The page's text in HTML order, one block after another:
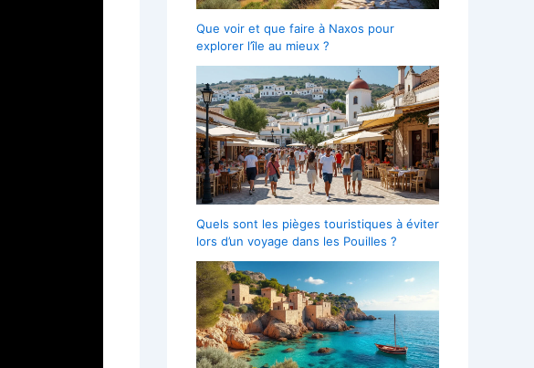
Que voir et que faire à Naxos pour
explorer l’île au mieux ?
Quels sont les pièges touristiques à éviter
lors d’un voyage dans les Pouilles ?